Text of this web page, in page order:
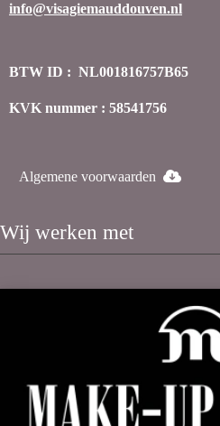
info@visagiemauddouven.nl
BTW ID : NL001816757B65
KVK nummer : 58541756
Algemene voorwaarden
Wij werken met